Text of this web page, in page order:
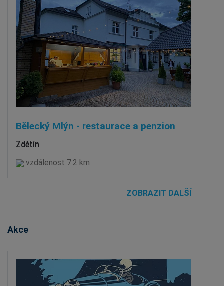
Bělecký Mlýn - restaurace a penzion
Zdětín
vzdálenost 7.2 km
ZOBRAZIT DALŠÍ
Akce